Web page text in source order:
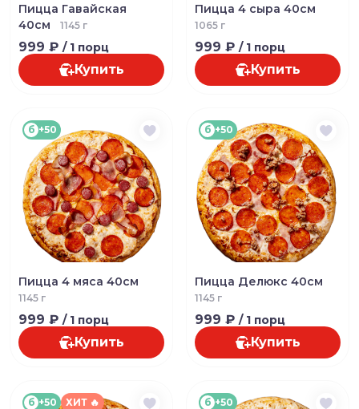
Пицца Гавайская
40см
1145 г
999 ₽ / 1 порц
Купить
Пицца 4 сыра 40см
1065 г
999 ₽ / 1 порц
Купить
б +50
Пицца 4 мяса 40см
1145 г
999 ₽ / 1 порц
Купить
б +50
Пицца Делюкс 40см
1145 г
999 ₽ / 1 порц
Купить
б +50 ХИТ 🔥 б +50